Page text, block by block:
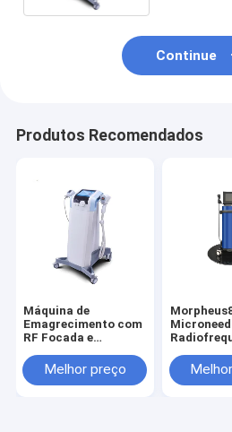
Continue
Produtos Recomendados
Máquina de
Emagrecimento com
RF Focada e
Redução de Celulite
Elite Ultra 360 Elite
Melhor preço
pele